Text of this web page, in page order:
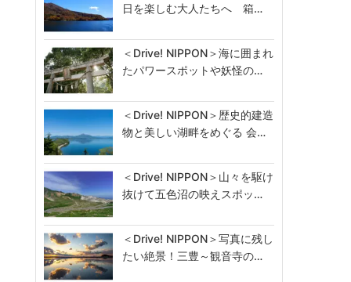
日を楽しむ大人たちへ 箱…
＜Drive! NIPPON＞海に囲まれ
たパワースポットや妖怪の…
＜Drive! NIPPON＞歴史的建造
物と美しい湖畔をめぐる 会…
＜Drive! NIPPON＞山々を駆け
抜けて五色沼の映えスポッ…
＜Drive! NIPPON＞写真に残し
たい絶景！三豊～観音寺の…